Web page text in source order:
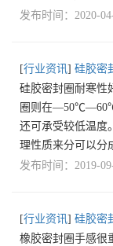
发布时间：2020-
[行业资讯] 硅胶密
硅胶密封圈耐寒
圈则在—50℃—60℃
还可承受较低温度
理性质来分可以分
发布时间：2019-
[行业资讯] 硅胶密
橡胶密封圈手感很